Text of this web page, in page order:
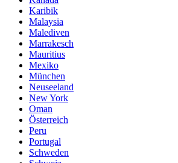
Karibik
Malaysia
Malediven
Marrakesch
Mauritius
Mexiko
München
Neuseeland
New York
Oman
Österreich
Peru
Portugal
Schweden